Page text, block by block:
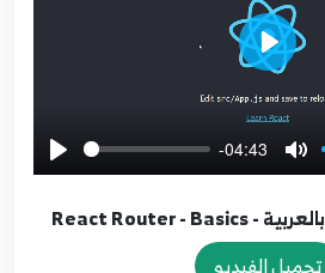
-04:43
Play
تحميل الفيديو
35.035 - ReactJS بالعربية - Styling - using JS to
set
36.036 - ReactJS بالعربية - Styling - classnames